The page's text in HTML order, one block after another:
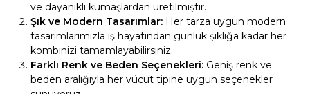
ve dayanıklı kumaşlardan üretilmiştir.
Şık ve Modern Tasarımlar: Her tarza uygun modern
tasarımlarımızla iş hayatından günlük şıklığa kadar her
kombinizi tamamlayabilirsiniz.
Farklı Renk ve Beden Seçenekleri: Geniş renk ve
beden aralığıyla her vücut tipine uygun seçenekler